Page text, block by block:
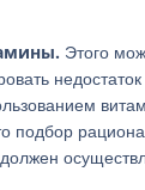
Этого
подбор